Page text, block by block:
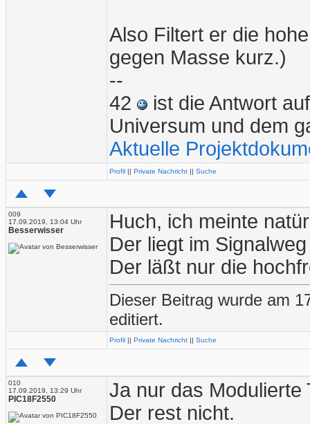
Also Filtert er die
gegen Masse kurz.)
--
42
ist die Antwort
Universum und dem
Aktuelle
Profil || Private Nachricht || Suche
009
17.09.2019, 13:04 Uhr
Besserwisser
Huch, ich meinte
Der liegt im
Der läßt nur die
Dieser Beitrag wurde am
editiert.
Profil || Private Nachricht || Suche
010
17.09.2019, 13:29 Uhr
PIC18F2550
Ja nur das Modulierte
Der rest nicht.